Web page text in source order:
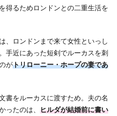
得るためロンドンとの二重生活を
、ロンドンまで来て女性といっし
手近にあった短剣でルーカスを刺
がトリローニー・ホープの妻であ
書をルーカスに渡すため。夫の名
ったのは、 ヒルダが結婚前に書い